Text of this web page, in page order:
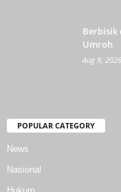
Berbisik
Umroh
Aug 9, 2026
POPULAR CATEGORY
News
Nasional